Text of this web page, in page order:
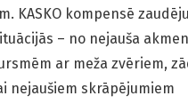
KASKO kompensē
– no nejauša
ar meža zvēriem,
nejaušiem skrāpējumiem